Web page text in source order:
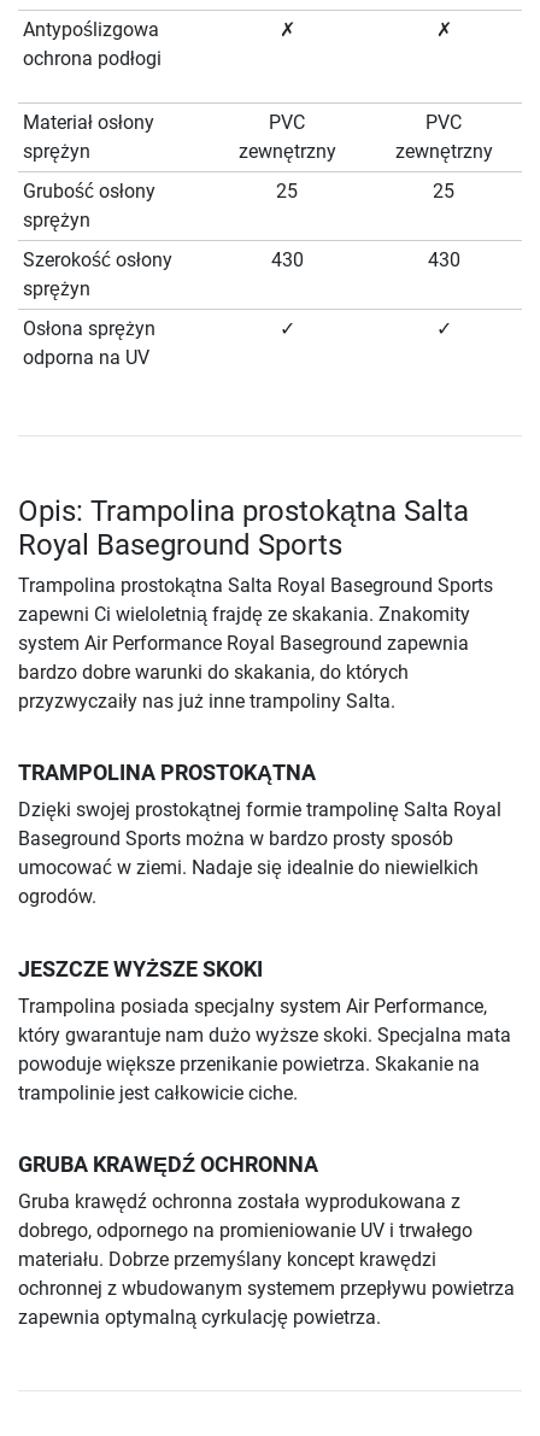
Antypoślizgowa
ochrona podłogi
✗ ✗
Materiał osłony
sprężyn
PVC
zewnętrzny
PVC
zewnętrzny
Grubość osłony
sprężyn
25 25
Szerokość osłony
sprężyn
430 430
Osłona sprężyn
odporna na UV
✓ ✓
Opis: Trampolina prostokątna Salta
Royal Baseground Sports
Trampolina prostokątna Salta Royal Baseground Sports
zapewni Ci wieloletnią frajdę ze skakania. Znakomity
system Air Performance Royal Baseground zapewnia
bardzo dobre warunki do skakania, do których
przyzwyczaiły nas już inne trampoliny Salta.
TRAMPOLINA PROSTOKĄTNA
Dzięki swojej prostokątnej formie trampolinę Salta Royal
Baseground Sports można w bardzo prosty sposób
umocować w ziemi. Nadaje się idealnie do niewielkich
ogrodów.
JESZCZE WYŻSZE SKOKI
Trampolina posiada specjalny system Air Performance,
który gwarantuje nam dużo wyższe skoki. Specjalna mata
powoduje większe przenikanie powietrza. Skakanie na
trampolinie jest całkowicie ciche.
GRUBA KRAWĘDŹ OCHRONNA
Gruba krawędź ochronna została wyprodukowana z
dobrego, odpornego na promieniowanie UV i trwałego
materiału. Dobrze przemyślany koncept krawędzi
ochronnej z wbudowanym systemem przepływu powietrza
zapewnia optymalną cyrkulację powietrza.